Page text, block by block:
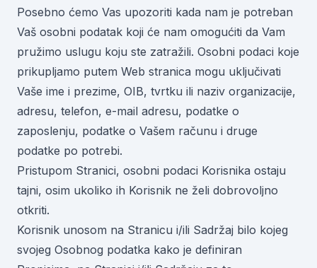
Posebno ćemo Vas upozoriti kada nam je potreban
Vaš osobni podatak koji će nam omogućiti da Vam
pružimo uslugu koju ste zatražili. Osobni podaci koje
prikupljamo putem Web stranica mogu uključivati
Vaše ime i prezime, OIB, tvrtku ili naziv organizacije,
adresu, telefon, e-mail adresu, podatke o
zaposlenju, podatke o Vašem računu i druge
podatke po potrebi.
Pristupom Stranici, osobni podaci Korisnika ostaju
tajni, osim ukoliko ih Korisnik ne želi dobrovoljno
otkriti.
Korisnik unosom na Stranicu i/ili Sadržaj bilo kojeg
svojeg Osobnog podatka kako je definiran